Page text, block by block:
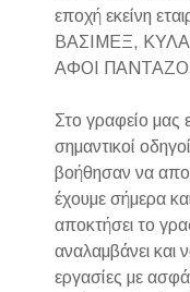
εποχή εκείνη
ΒΑΣΙΜΕΞ,
ΑΦΟΙ
Στο γραφείο μας
σημαντικοί
βοήθησαν να
έχουμε σήμερα
αποκτήσει το
αναλαμβάνει και
εργασίες με